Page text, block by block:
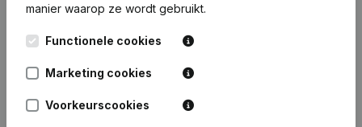
Raadpleeg de gezondheid in een oogopslag
Kies voor snelle inzichten of granulaire details
Krijg updates van belangrijke ontwikkelingen
Probeer gratis Meer ontdekken
manier waarop ze wordt gebruikt.
Functionele cookies
Marketing cookies
Voorkeurscookies